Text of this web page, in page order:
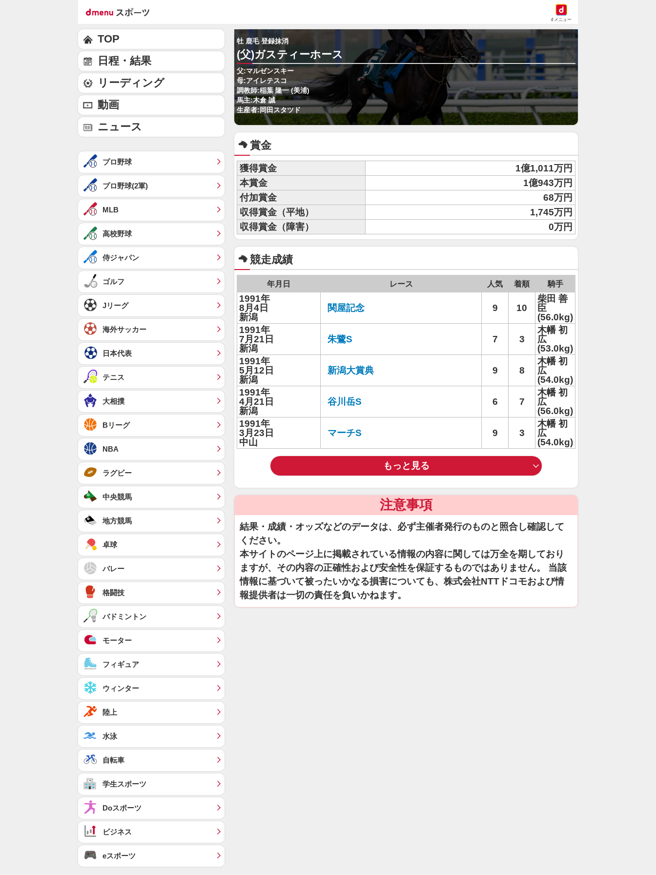
dメニュー
牡 鹿毛 登録抹消
(父)ガスティーホース
父:マルゼンスキー
母:アイレテスコ
調教師:稲葉 隆一 (美浦)
馬主:木倉 誠
生産者:岡田スタツド
賞金
獲得賞金
1億1,011万円
本賞金
1億943万円
付加賞金
68万円
収得賞金（平地）
1,745万円
収得賞金（障害）
0万円
競走成績
年月日 レース 人気 着順 騎手
1991年
8月4日
新潟
関屋記念 9 10
柴田 善
臣
(56.0kg)
1991年
7月21日
新潟
朱鷺S 7 3
木幡 初
広
(53.0kg)
1991年
5月12日
新潟
新潟大賞典 9 8
木幡 初
広
(54.0kg)
1991年
4月21日
新潟
谷川岳S 6 7
木幡 初
広
(56.0kg)
1991年
3月23日
中山
マーチS 9 3
木幡 初
広
(54.0kg)
もっと見る
注意事項
結果・成績・オッズなどのデータは、必ず主催者発行のものと照合し確認して
ください。
本サイトのページ上に掲載されている情報の内容に関しては万全を期しており
ますが、その内容の正確性および安全性を保証するものではありません。 当該
情報に基づいて被ったいかなる損害についても、株式会社NTTドコモおよび情
報提供者は一切の責任を負いかねます。
TOP
日程・結果
リーディング
動画
ニュース
プロ野球
プロ野球(2軍)
MLB
高校野球
侍ジャパン
ゴルフ
Jリーグ
海外サッカー
日本代表
テニス
大相撲
Bリーグ
NBA
ラグビー
中央競馬
地方競馬
卓球
バレー
格闘技
バドミントン
モーター
フィギュア
ウィンター
陸上
水泳
自転車
学生スポーツ
Doスポーツ
ビジネス
eスポーツ